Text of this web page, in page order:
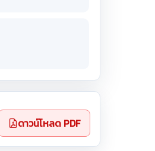
ดาวน์โหลด PDF